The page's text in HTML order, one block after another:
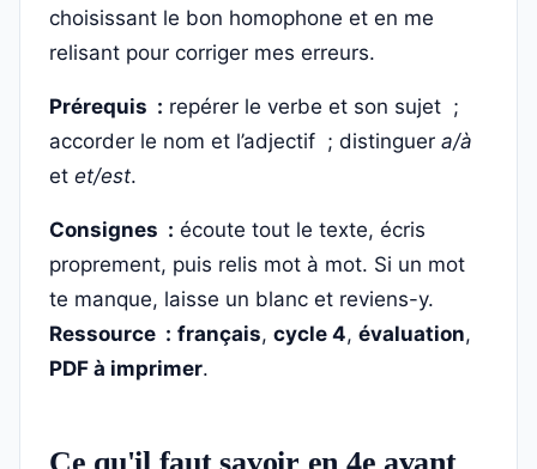
choisissant le bon homophone et en me
relisant pour corriger mes erreurs.
Prérequis : repérer le verbe et son sujet ;
accorder le nom et l’adjectif ; distinguer a/à
et et/est.
Consignes : écoute tout le texte, écris
proprement, puis relis mot à mot. Si un mot
te manque, laisse un blanc et reviens-y.
Ressource : français, cycle 4, évaluation,
PDF à imprimer.